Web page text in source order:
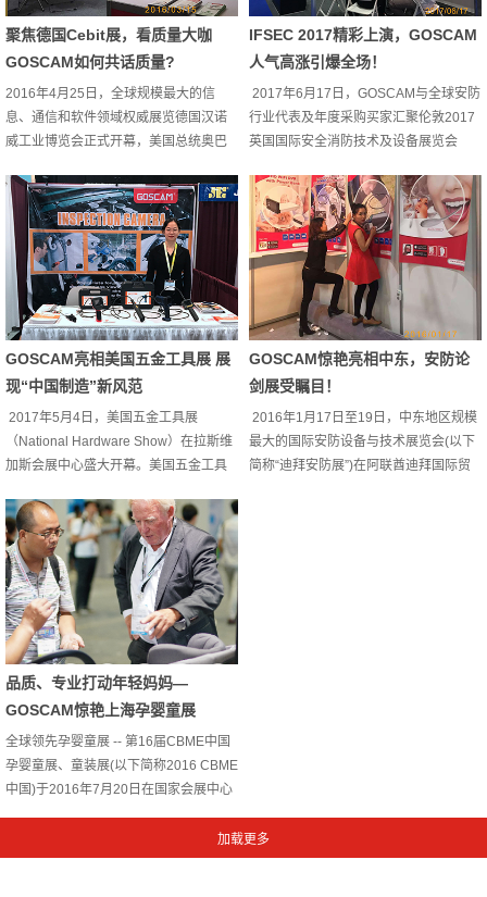
美金的俄罗斯安全器材产业市场。目
前，...
聚焦德国Cebit展，看质量大咖
GOSCAM如何共话质量?
2016年4月25日，全球规模最大的信
息、通信和软件领域权威展览德国汉诺
威工业博览会正式开幕，美国总统奥巴
今年展会的主题为“工业融合——发现解
决方案”，重点聚焦智能化、自动化工厂
与能源系统的改造，并重点展示百余项
工业4.0的实际应用。作为无线音视频传
输设备的开拓者和领先者-深圳市高斯贝
尔家居智能电子有限公司
（GOSCAM），在本次展会以“用科技服
务大众”为主题，展...
IFSEC 2017精彩上演，GOSCAM
人气高涨引爆全场！
2017年6月17日，GOSCAM与全球安防
行业代表及年度采购买家汇聚伦敦2017
英国国际安全消防技术及设备展览会
消防技术及设备展览会（IFSEC）首创
于1973年，迄今已有43年的历史。该展
主题明确、定位清晰、专业性强，经过
40多年的发展，其已成为该领域尽人皆
知的品牌展会，无论是企业新产品发布
还是买家年度采购，均以此展作为展示
与交易的优质平台。业...
GOSCAM亮相美国五金工具展 展
现“中国制造”新风范
2017年5月4日，美国五金工具展
（National Hardware Show）在拉斯维
加斯会展中心盛大开幕。美国五金工具
1945年，至今已有71年的历史。该展会
是全美零售商的大聚会，通过这个贸易
平台，零售商们可一站式解决其对所有
五金工具、家具用品和小家电等产品的
全部采购需求。本次展会由GOSCAM外
贸部相关人员参加，经过前期精心准备
与策...
GOSCAM惊艳亮相中东，安防论
剑展受瞩目！
2016年1月17日至19日，中东地区规模
最大的国际安防设备与技术展览会(以下
简称“迪拜安防展”)在阿联酋迪拜国际贸
品质、专业打动年轻妈妈—
GOSCAM惊艳上海孕婴童展
全球领先孕婴童展 -- 第16届CBME中国
孕婴童展、童装展(以下简称2016 CBME
中国)于2016年7月20日在国家会展中心
焦现在，引领未来，携手来自全球的专
业观众和3,673个孕婴童品牌，关注消费